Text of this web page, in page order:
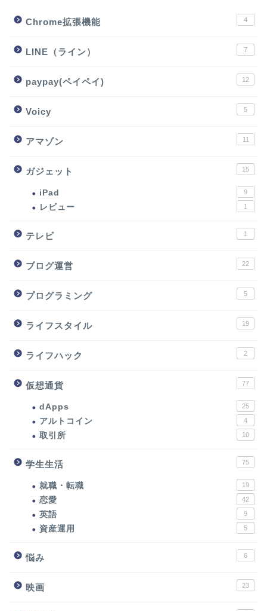
Chrome拡張機能 4
LINE（ライン） 7
paypay(ペイペイ) 12
Voicy 5
アマゾン 11
ガジェット 15
iPad 9
レビュー 1
テレビ 1
ブログ運営 22
プログラミング 5
ライフスタイル 19
ライフハック 2
仮想通貨 77
dApps 25
アルトコイン 4
取引所 10
学生生活 75
就職・転職 19
恋愛 42
英語 9
資産運用 5
悩み 6
映画 23